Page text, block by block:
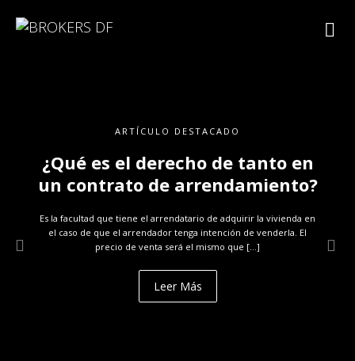
ARTÍCULO DESTACADO
¿Qué es el derecho de tanto en
un contrato de arrendamiento?
Es la facultad que tiene el arrendatario de adquirir la vivienda en
el caso de que el arrendador tenga intención de venderla. El
precio de venta será el mismo que […]
Leer Más